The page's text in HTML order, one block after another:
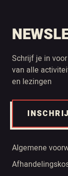
Schrijf je in
van alle
en lezingen
Algemene